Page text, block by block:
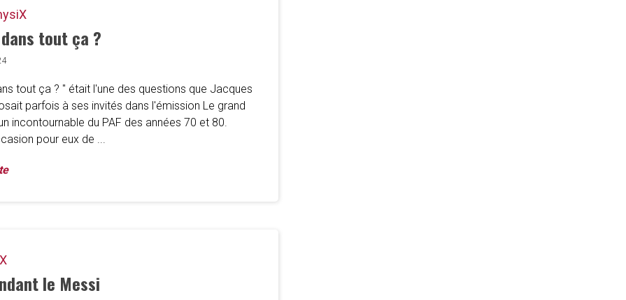
tout ça ?
tout ça ? " était l'une des questions que Jacques
parfois à ses invités dans l'émission Le grand
incontournable du PAF des années 70 et 80.
pour eux de ...
le Messi